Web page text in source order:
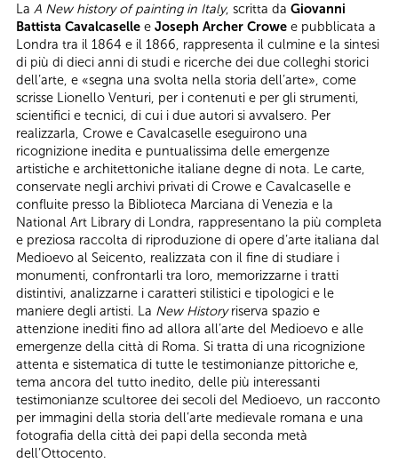
La A New history of painting in Italy, scritta da Giovanni
Battista Cavalcaselle e Joseph Archer Crowe e pubblicata a
Londra tra il 1864 e il 1866, rappresenta il culmine e la sintesi
di più di dieci anni di studi e ricerche dei due colleghi storici
dell’arte, e «segna una svolta nella storia dell’arte», come
scrisse Lionello Venturi, per i contenuti e per gli strumenti,
scientifici e tecnici, di cui i due autori si avvalsero. Per
realizzarla, Crowe e Cavalcaselle eseguirono una
ricognizione inedita e puntualissima delle emergenze
artistiche e architettoniche italiane degne di nota. Le carte,
conservate negli archivi privati di Crowe e Cavalcaselle e
confluite presso la Biblioteca Marciana di Venezia e la
National Art Library di Londra, rappresentano la più completa
e preziosa raccolta di riproduzione di opere d’arte italiana dal
Medioevo al Seicento, realizzata con il fine di studiare i
monumenti, confrontarli tra loro, memorizzarne i tratti
distintivi, analizzarne i caratteri stilistici e tipologici e le
maniere degli artisti. La New Historyriserva spazio e
attenzione inediti fino ad allora all’arte del Medioevo e alle
emergenze della città di Roma. Si tratta di una ricognizione
attenta e sistematica di tutte le testimonianze pittoriche e,
tema ancora del tutto inedito, delle più interessanti
testimonianze scultoree dei secoli del Medioevo, un racconto
per immagini della storia dell’arte medievale romana e una
fotografia della città dei papi della seconda metà
dell’Ottocento.